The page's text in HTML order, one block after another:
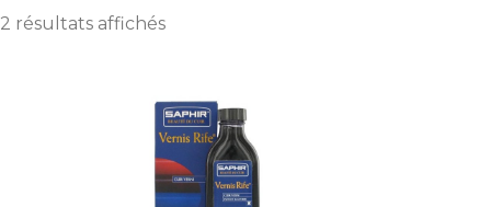
2 résultats affichés